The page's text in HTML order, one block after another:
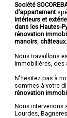
Société
d'appartement
intérieurs et
dans les Hautes-
rénovation
manoirs châteaux.
Nous travaillons
immobilières, des
N'hésitez pas à
sommes à votre
rénovation
Nous intervenons
Lourdes,